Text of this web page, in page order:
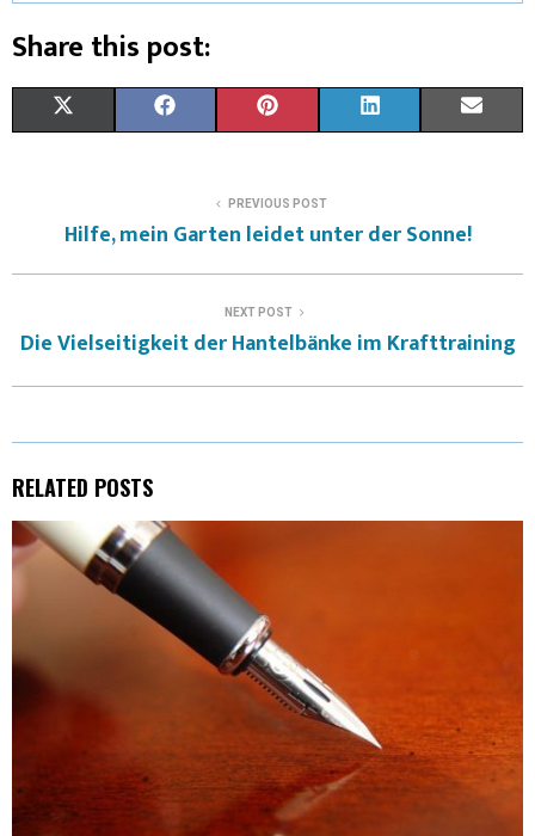
Share this post:
W
I
)
E
B
N
T
E
K
E L
PREVIOUS POST
Hilfe, mein Garten leidet unter der Sonne!
NEXT POST
Die Vielseitigkeit der Hantelbänke im Krafttraining
RELATED POSTS